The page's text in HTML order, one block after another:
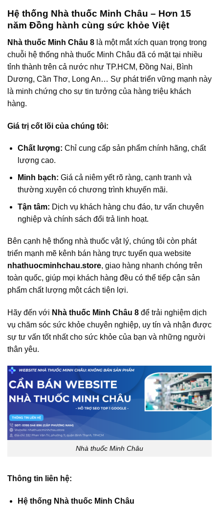
Hệ thống Nhà thuốc Minh Châu – Hơn 15
năm Đồng hành cùng sức khỏe Việt
Nhà thuốc Minh Châu 8 là một mắt xích quan trọng trong
chuỗi hệ thống nhà thuốc Minh Châu đã có mặt tại nhiều
tỉnh thành trên cả nước như TP.HCM, Đồng Nai, Bình
Dương, Cần Thơ, Long An… Sự phát triển vững mạnh này
là minh chứng cho sự tin tưởng của hàng triệu khách
hàng.
Giá trị cốt lõi của chúng tôi:
Chất lượng: Chỉ cung cấp sản phẩm chính hãng, chất
lượng cao.
Minh bạch: Giá cả niêm yết rõ ràng, cạnh tranh và
thường xuyên có chương trình khuyến mãi.
Tận tâm: Dịch vụ khách hàng chu đáo, tư vấn chuyên
nghiệp và chính sách đổi trả linh hoạt.
Bên cạnh hệ thống nhà thuốc vật lý, chúng tôi còn phát
triển mạnh mẽ kênh bán hàng trực tuyến qua website
nhathuocminhchau.store, giao hàng nhanh chóng trên
toàn quốc, giúp mọi khách hàng đều có thể tiếp cận sản
phẩm chất lượng một cách tiện lợi.
Hãy đến với Nhà thuốc Minh Châu 8 để trải nghiệm dịch
vụ chăm sóc sức khỏe chuyên nghiệp, uy tín và nhận được
sự tư vấn tốt nhất cho sức khỏe của bạn và những người
thân yêu.
Nhà thuốc Minh Châu
Thông tin liên hệ:
Hệ thống Nhà thuốc Minh Châu